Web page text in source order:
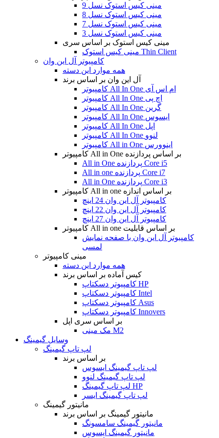
مینی کیس استوک نسل 9
مینی کیس استوک نسل 8
مینی کیس استوک نسل 7
مینی کیس استوک نسل 3
مینی کیس استوک بر اساس سری
مینی کیس استوک Thin Client
کامپیوتر آل این وان
همه موارد این دسته
آل این وان بر اساس برند
کامپیوتر All In One ام اس آی
کامپیوتر All In One اچ پی
کامپیوتر All In One گرین
کامپیوتر All In One ایسوس
کامپیوتر All In One اپل
کامپیوتر All In One لنوو
کامپیوتر All in One اینوورس
کامپیوتر All in One بر اساس پردازنده
All in One پردازنده Core i5
All in one پردازنده Core i7
All in One پردازنده Core i3
کامپیوتر All in one بر اساس اندازه
کامپیوتر آل این وان 24 اینچ
کامپیوتر آل این وان 22 اینچ
کامپیوتر آل این وان 27 اینچ
کامپیوتر All in one بر اساس قابلیت
کامپیوتر آل این وان با صفحه نمایش
لمسی
مینی کامپیوتر
همه موارد این دسته
کیس آماده بر اساس برند
کامپیوتر دسکتاپ HP
کامپیوتر دسکتاپ Intel
کامپیوتر دسکتاپ Asus
کامپیوتر دسکتاپ Innovers
بر اساس سری اپل
مک مینی M2
وسایل گیمینگ
لپ تاپ گیمینگ
بر اساس برند
لپ تاپ گیمینگ ایسوس
لپ تاپ گیمینگ لنوو
لپ تاپ گیمینگ HP
لپ تاپ گیمینگ ایسر
مانیتور گیمینگ
مانیتور گیمینگ بر اساس برند
مانیتور گیمینگ سامسونگ
مانیتور گیمینگ ایسوس